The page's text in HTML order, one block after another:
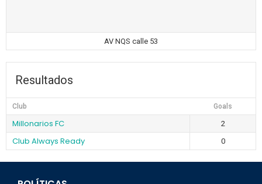
AV NQS calle 53
Resultados
Club Goals
Millonarios FC 2
Club Always Ready 0